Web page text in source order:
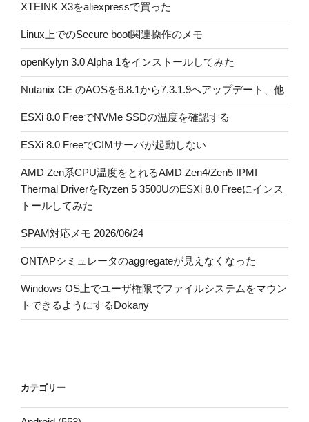
XTEINK X3をaliexpressで買った
Linux上でのSecure boot関連操作のメモ
openKylyn 3.0 Alpha 1をインストールしてみた
Nutanix CE のAOSを6.8.1から7.3.1.9へアップデート、他
ESXi 8.0 FreeでNVMe SSDの温度を確認する
ESXi 8.0 FreeでCIMサーバが起動しない
AMD Zen系CPU温度をとれるAMD Zen4/Zen5 IPMI
Thermal DriverをRyzen 5 3500UのESXi 8.0 Freeにインス
トールしてみた
SPAM対応メモ 2026/06/24
ONTAPシミュレータのaggregateが見えなくなった
Windows OS上でユーザ権限でファイルシステムをマウン
トできるようにするDokany
カテゴリー